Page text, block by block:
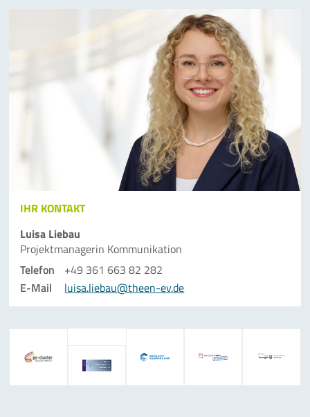
IHR KONTAKT
Luisa Liebau
Projektmanagerin Kommunikation
Telefon
+49 361 663 82 282
E-Mail
luisa.liebau@theen-ev.de